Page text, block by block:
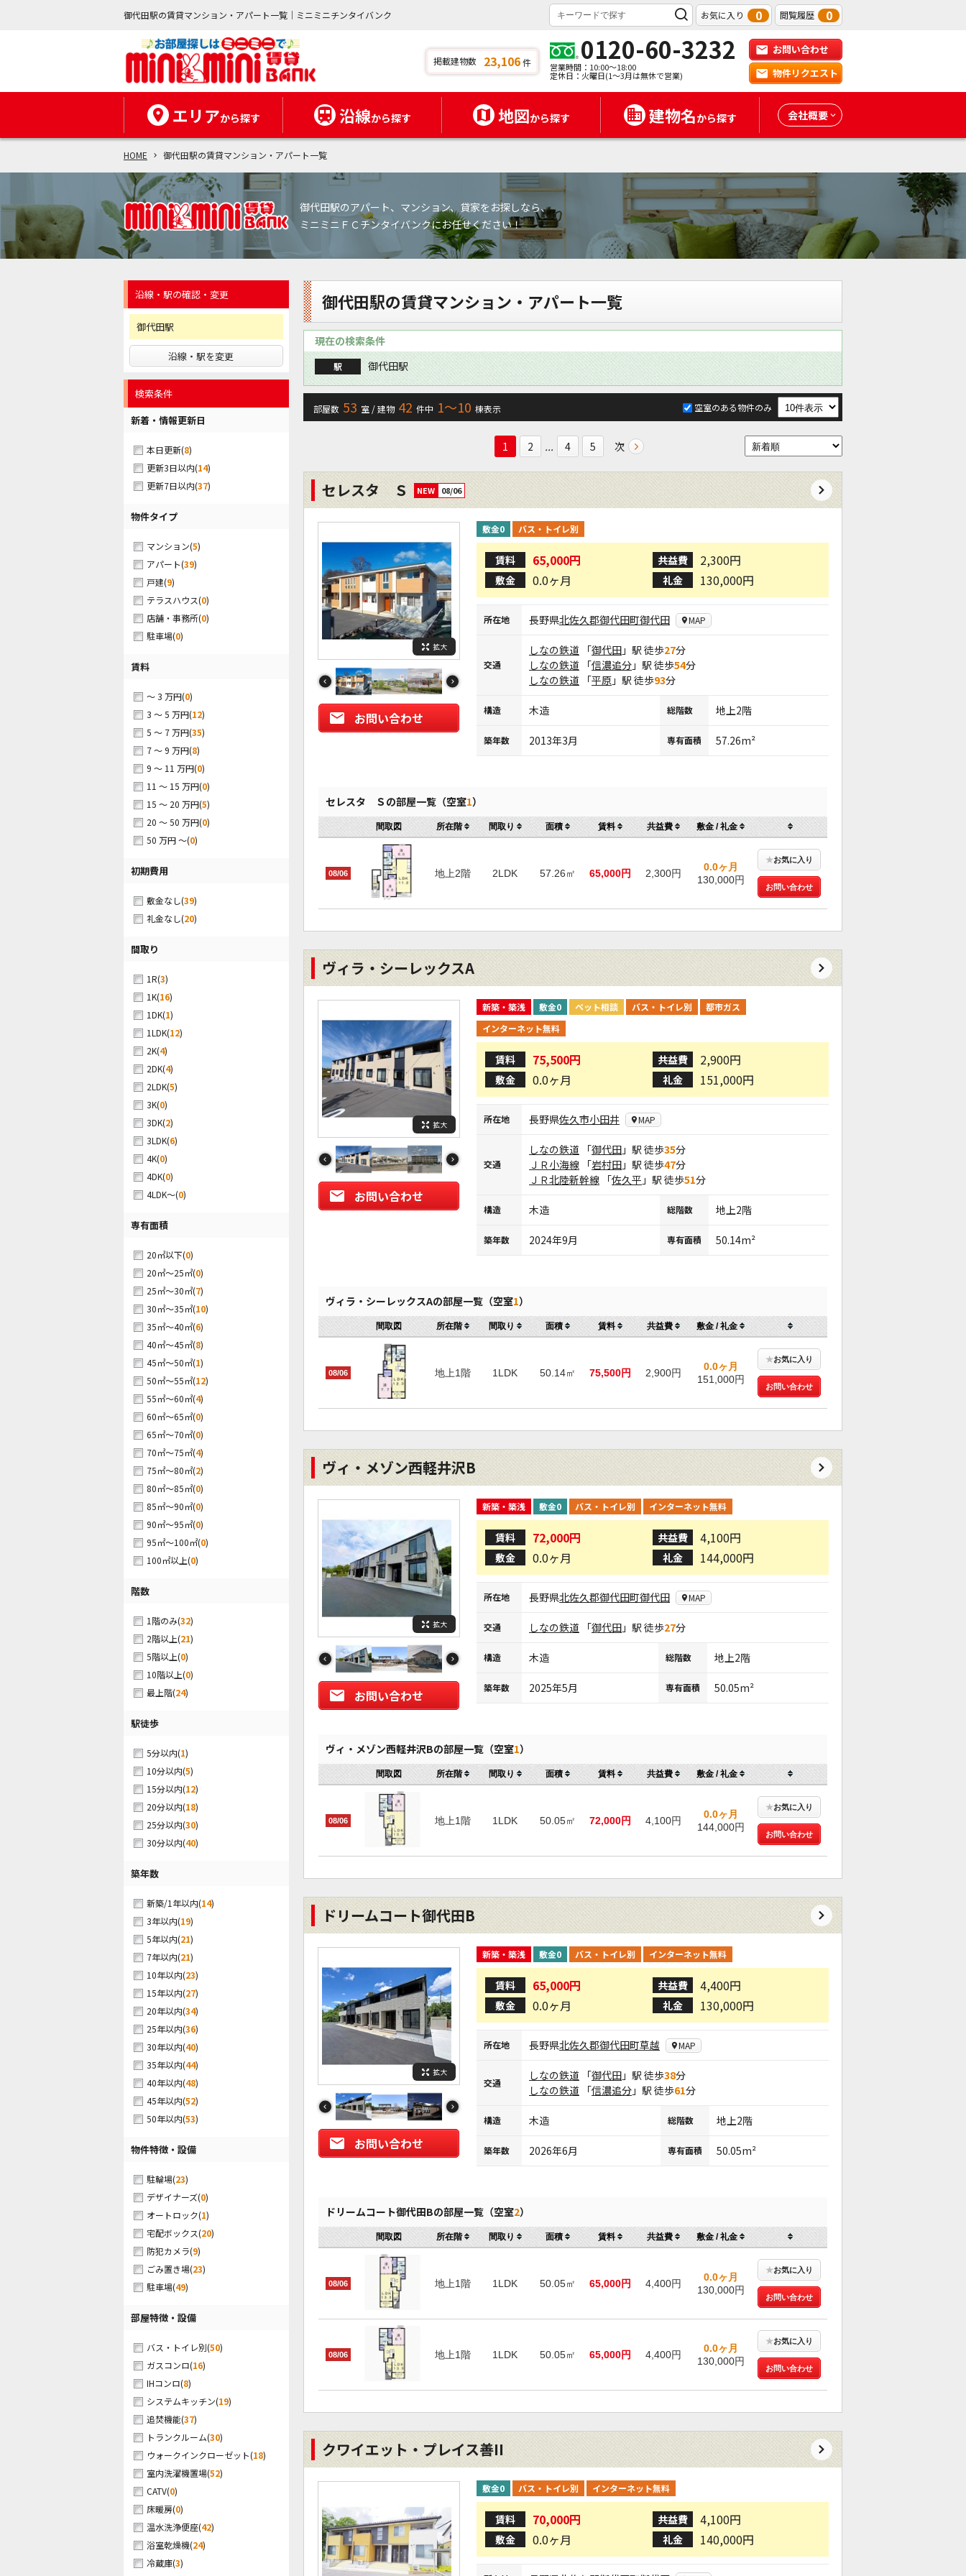
御代田駅の賃貸マンション・アパート一覧｜ミニミニチンタイバンク お気に入り 0 閲覧履歴 0
掲載建物数 23,106件 0120-60-3232
営業時間：10:00～18:00
定休日：火曜日(1～3月は無休で営業)
お問い合わせ
物件リクエスト
エリアから探す 沿線から探す 地図から探す 建物名から探す 会社概要
HOME 御代田駅の賃貸マンション・アパート一覧
御代田駅のアパート、マンション、貸家をお探しなら、
ミニミニＦＣチンタイバンクにお任せください！
沿線・駅の確認・変更
御代田駅
沿線・駅を変更
検索条件
新着・情報更新日
本日更新(8)
更新3日以内(14)
更新7日以内(37)
物件タイプ
マンション(5)
アパート(39)
戸建(9)
テラスハウス(0)
店舗・事務所(0)
駐車場(0)
賃料
～ 3 万円(0)
3 ～ 5 万円(12)
5 ～ 7 万円(35)
7 ～ 9 万円(8)
9 ～ 11 万円(0)
11 ～ 15 万円(0)
15 ～ 20 万円(5)
20 ～ 50 万円(0)
50 万円 ～(0)
初期費用
敷金なし(39)
礼金なし(20)
間取り
1R(3)
1K(16)
1DK(1)
1LDK(12)
2K(4)
2DK(4)
2LDK(5)
3K(0)
3DK(2)
3LDK(6)
4K(0)
4DK(0)
4LDK～(0)
専有面積
20㎡以下(0)
20㎡～25㎡(0)
25㎡～30㎡(7)
30㎡～35㎡(10)
35㎡～40㎡(6)
40㎡～45㎡(8)
45㎡～50㎡(1)
50㎡～55㎡(12)
55㎡～60㎡(4)
60㎡～65㎡(0)
65㎡～70㎡(0)
70㎡～75㎡(4)
75㎡～80㎡(2)
80㎡～85㎡(0)
85㎡～90㎡(0)
90㎡～95㎡(0)
95㎡～100㎡(0)
100㎡以上(0)
階数
1階のみ(32)
2階以上(21)
5階以上(0)
10階以上(0)
最上階(24)
駅徒歩
5分以内(1)
10分以内(5)
15分以内(12)
20分以内(18)
25分以内(30)
30分以内(40)
築年数
新築/1年以内(14)
3年以内(19)
5年以内(21)
7年以内(21)
10年以内(23)
15年以内(27)
20年以内(34)
25年以内(36)
30年以内(40)
35年以内(44)
40年以内(48)
45年以内(52)
50年以内(53)
物件特徴・設備
駐輪場(23)
デザイナーズ(0)
オートロック(1)
宅配ボックス(20)
防犯カメラ(9)
ごみ置き場(23)
駐車場(49)
部屋特徴・設備
バス・トイレ別(50)
ガスコンロ(16)
IHコンロ(8)
システムキッチン(19)
追焚機能(37)
トランクルーム(30)
ウォークインクローゼット(18)
室内洗濯機置場(52)
CATV(0)
床暖房(0)
温水洗浄便座(42)
浴室乾燥機(24)
冷蔵庫(3)
御代田駅の賃貸マンション・アパート一覧
現在の検索条件
駅 御代田駅
部屋数 53 室 / 建物 42 件中 1〜10 棟表示 空室のある物件のみ
1 2 ... 4 5 次
セレスタ Ｓ NEW 08/06
拡大
お問い合わせ
敷金0 バス・トイレ別
賃料 65,000円 共益費 2,300円
敷金 0.0ヶ月 礼金 130,000円
所在地 長野県北佐久郡御代田町御代田 MAP
交通
しなの鉄道 「御代田 」駅 徒歩27分
しなの鉄道 「信濃追分 」駅 徒歩54分
しなの鉄道 「平原 」駅 徒歩93分
構造 木造 総階数 地上2階
築年数 2013年3月 専有面積 57.26m²
セレスタ Ｓの部屋一覧（空室1）
間取図 所在階 間取り 面積 賃料 共益費 敷金 / 礼金
08/06 地上2階 2LDK 57.26㎡ 65,000円 2,300円
0.0ヶ月
130,000円
★お気に入り
お問い合わせ
ヴィラ・シーレックスA
拡大
お問い合わせ
新築・築浅 敷金0 ペット相談 バス・トイレ別
都市ガス
インターネット無料
賃料 75,500円 共益費 2,900円
敷金 0.0ヶ月 礼金 151,000円
所在地 長野県佐久市小田井 MAP
交通
しなの鉄道 「御代田 」駅 徒歩35分
ＪＲ小海線 「岩村田 」駅 徒歩47分
ＪＲ北陸新幹線 「佐久平 」駅 徒歩51分
構造 木造 総階数 地上2階
築年数 2024年9月 専有面積 50.14m²
ヴィラ・シーレックスAの部屋一覧（空室1）
間取図 所在階 間取り 面積 賃料 共益費 敷金 / 礼金
08/06 地上1階 1LDK 50.14㎡ 75,500円 2,900円
0.0ヶ月
151,000円
★お気に入り
お問い合わせ
ヴィ・メゾン西軽井沢B
拡大
お問い合わせ
新築・築浅 敷金0 バス・トイレ別 インターネット無料
賃料 72,000円 共益費 4,100円
敷金 0.0ヶ月 礼金 144,000円
所在地 長野県北佐久郡御代田町御代田 MAP
交通 しなの鉄道 「御代田 」駅 徒歩27分
構造 木造 総階数 地上2階
築年数 2025年5月 専有面積 50.05m²
ヴィ・メゾン西軽井沢Bの部屋一覧（空室1）
間取図 所在階 間取り 面積 賃料 共益費 敷金 / 礼金
08/06 地上1階 1LDK 50.05㎡ 72,000円 4,100円
0.0ヶ月
144,000円
★お気に入り
お問い合わせ
ドリームコート御代田B
拡大
お問い合わせ
新築・築浅 敷金0 バス・トイレ別 インターネット無料
賃料 65,000円 共益費 4,400円
敷金 0.0ヶ月 礼金 130,000円
所在地 長野県北佐久郡御代田町草越 MAP
交通
しなの鉄道 「御代田 」駅 徒歩38分
しなの鉄道 「信濃追分 」駅 徒歩61分
構造 木造 総階数 地上2階
築年数 2026年6月 専有面積 50.05m²
ドリームコート御代田Bの部屋一覧（空室2）
間取図 所在階 間取り 面積 賃料 共益費 敷金 / 礼金
08/06 地上1階 1LDK 50.05㎡ 65,000円 4,400円
0.0ヶ月
130,000円
★お気に入り
お問い合わせ
08/06 地上1階 1LDK 50.05㎡ 65,000円 4,400円
0.0ヶ月
130,000円
★お気に入り
お問い合わせ
クワイエット・プレイス善II
敷金0 バス・トイレ別 インターネット無料
賃料 70,000円 共益費 4,100円
敷金 0.0ヶ月 礼金 140,000円